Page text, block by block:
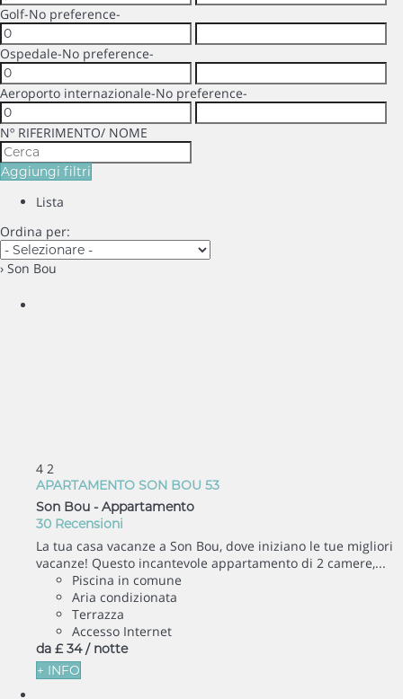
Golf-No preference-
Ospedale-No preference-
Aeroporto internazionale-No preference-
Nº RIFERIMENTO/ NOME
Aggiungi filtri
Lista
Ordina per:
› Son Bou
4 2
APARTAMENTO SON BOU 53
Son Bou - Appartamento
30 Recensioni
La tua casa vacanze a Son Bou, dove iniziano le tue migliori
vacanze! Questo incantevole appartamento di 2 camere,...
Piscina in comune
Aria condizionata
Terrazza
Accesso Internet
da £ 34 / notte
+ INFO